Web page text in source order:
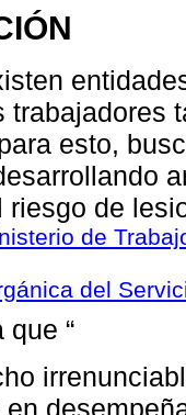
trabajadores
esto,
riesgo de
de
del
que “